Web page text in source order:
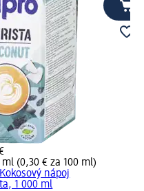
ml (0,30 € za 100 ml)
Kokosový nápoj
1 000 ml